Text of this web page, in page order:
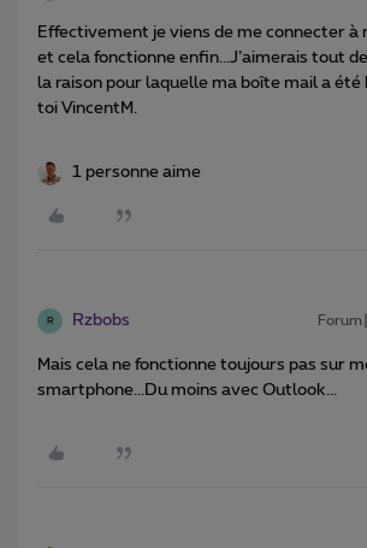
Effectivement je viens de me connecter à
et cela fonctionne enfin...J’aimerais tout
la raison pour laquelle ma boîte mail a été
toi VincentM.
1 personne aime
R Rzbobs
Mais cela ne fonctionne toujours pas sur
smartphone...Du moins avec Outlook...